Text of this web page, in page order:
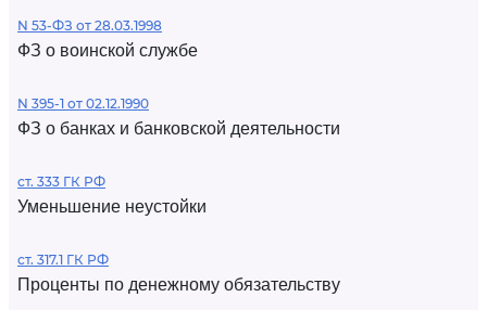
N 53-ФЗ от 28.03.1998
ФЗ о воинской службе
N 395-1 от 02.12.1990
ФЗ о банках и банковской деятельности
ст. 333 ГК РФ
Уменьшение неустойки
ст. 317.1 ГК РФ
Проценты по денежному обязательству